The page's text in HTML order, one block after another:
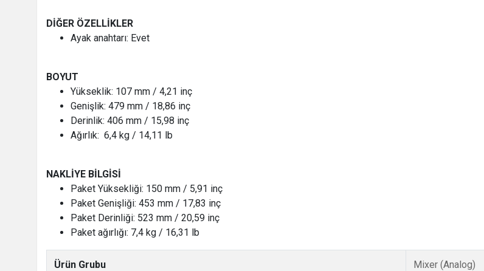
DİĞER ÖZELLİKLER
Ayak anahtarı: Evet
BOYUT
Yükseklik: 107 mm / 4,21 inç
Genişlik: 479 mm / 18,86 inç
Derinlik: 406 mm / 15,98 inç
Ağırlık: 6,4 kg / 14,11 lb
NAKLİYE BİLGİSİ
Paket Yüksekliği: 150 mm / 5,91 inç
Paket Genişliği: 453 mm / 17,83 inç
Paket Derinliği: 523 mm / 20,59 inç
Paket ağırlığı: 7,4 kg / 16,31 lb
Ürün Grubu Mixer (Analog)